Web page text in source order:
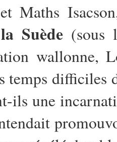
Maths
Suède (sous
wallonne,
temps difficiles
ils une